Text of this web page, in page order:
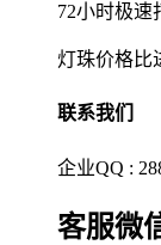
72小时极速
灯珠价格比
联系我们
企业QQ :
客服微